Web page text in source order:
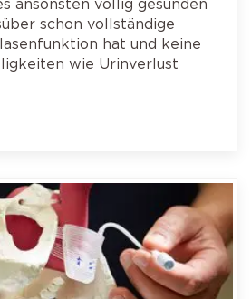
schon vollständige
hat und keine
wie Urinverlust